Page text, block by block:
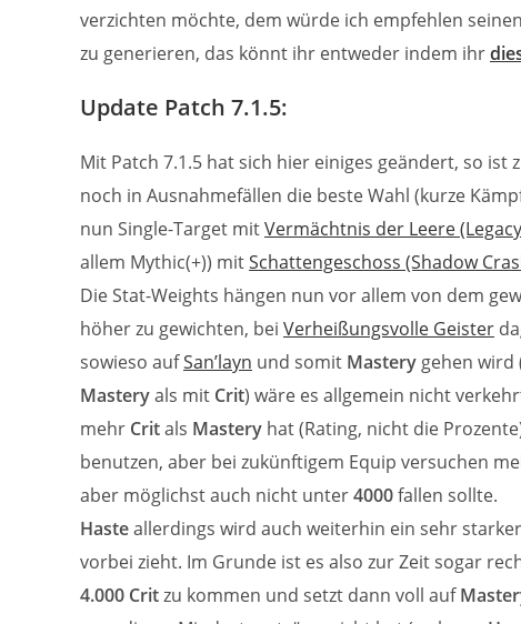
verzichten möchte, dem würde ich empfehlen
zu generieren, das könnt ihr entweder indem ihr
Update Patch 7.1.5:
Mit Patch 7.1.5 hat sich hier einiges geändert, so ist
noch in Ausnahmefällen die beste Wahl (kurze
nun Single-Target mitVermächtnis der Leere
allem Mythic(+)) mitSchattengeschoss (Shadow
Die Stat-Weights hängen nun vor allem von dem
höher zu gewichten, bei Verheißungsvolle Geister
sowieso aufSan’layn und somit Mastery gehen wird
Masteryals mit Crit) wäre es allgemein nicht
mehr Critals Mastery hat (Rating, nicht die
benutzen, aber bei zukünftigem Equip versuchen
aber möglichst auch nicht unter4000fallen sollte.
Hasteallerdings wird auch weiterhin ein sehr
vorbei zieht. Im Grunde ist es also zur Zeit sogar
4.000 Critzu kommen und setzt dann voll auf